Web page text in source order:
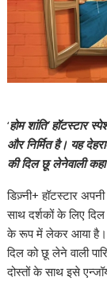
‘होम शांति’ हॉटस्टार
और निर्मित है। यह
की दिल छू लेनेवाली
डिज़्नी+ हॉटस्टार
साथ दर्शकों के लिए
के रूप में लेकर आया है।
दिल को छू लेने वाली
दोस्तों के साथ इसे